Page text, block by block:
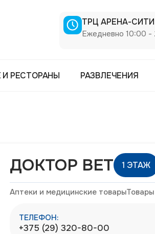
ТРЦ АРЕНА-СИТИ
Ежедневно 10:00 -
И РЕСТОРАНЫ РАЗВЛЕЧЕНИЯ
ДОКТОР ВЕТ 1 ЭТАЖ
Аптеки и медицинские товары
ТЕЛЕФОН:
+375 (29) 320-80-00